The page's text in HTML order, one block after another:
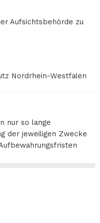
Aufsichtsbehörde zu
Nordrhein-Westfalen
nur so lange
der jeweiligen Zwecke